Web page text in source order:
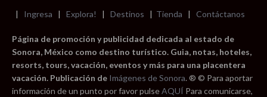
| Ingresa | Explora! | Destinos | Tienda | Contáctanos
Página de promoción y publicidad dedicada al estado de
Sonora, México como destino turístico. Guia, notas, hoteles,
resorts, tours, vacación, eventos y más para una placentera
vacación. Publicación de Imágenes de Sonora. ® © Para aportar
información de un punto por favor pulseAQUÍ Para comunicarse,